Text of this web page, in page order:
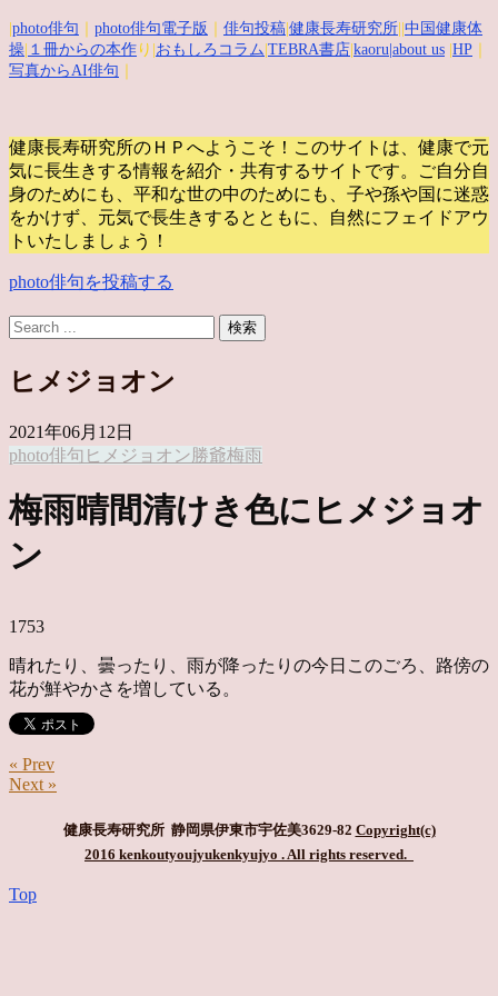
photo俳句 photo俳句電子版 俳句投稿 健康長寿研究所 中国健康体
操 １冊からの本作 り| おもしろコラム TEBRA書店 kaoru |about us HP
写真からAI俳句
健康長寿研究所のＨＰへようこそ！このサイトは、健康で元
気に長生きする情報を紹介・共有するサイトです。
ご自分自
身のためにも、平和な世の中のためにも、子や孫や国に迷惑
をかけず、元気で長生きするとともに、自然にフェイドアウ
トいたしましょう！
photo俳句を投稿する
ヒメジョオン
2021年06月12日
photo俳句 ヒメジョオン 勝爺梅雨
梅雨晴間清けき色にヒメジョオ
ン
1753
晴れたり、曇ったり、雨が降ったりの今日このごろ、路傍の
花が鮮やかさを増している。
« Prev
Next »
健康長寿研究所 静岡県伊東市宇佐美3629-82 Copyright(c)
2016 kenkoutyoujyukenkyujyo . All rights reserved.
Top